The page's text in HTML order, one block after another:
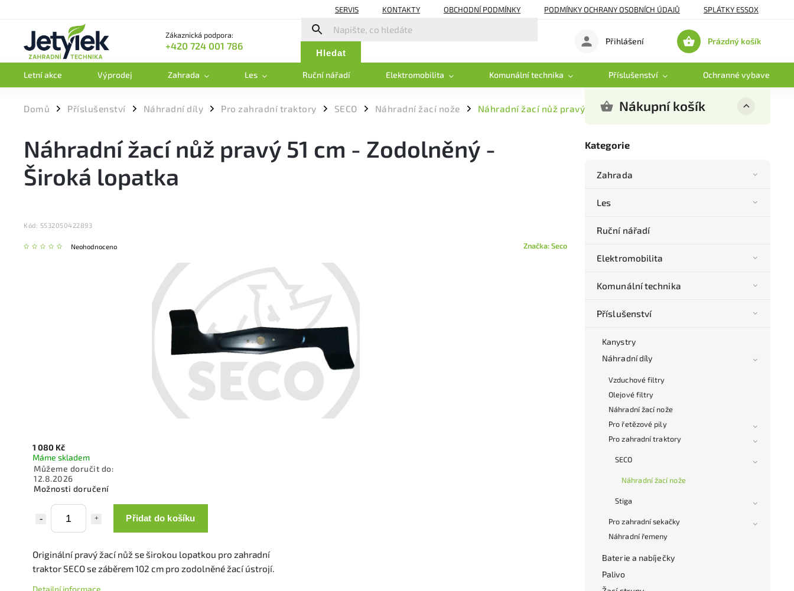
SERVIS KONTAKTY OBCHODNÍ PODMÍNKY PODMÍNKY OCHRANY OSOBNÍCH ÚDAJŮ SPLÁTKY ESSOX
Zákaznická podpora:
+420 724 001 786
Hledat
Nákupní
Prázdný košík
Přihlášení
Letní akce Výprodej Zahrada Les Ruční nářadí Elektromobilita Komunální technika Příslušenství Ochranné vybavení
Domů / Příslušenství / Náhradní díly / Pro zahradní traktory / SECO / Náhradní žací nože / Náhradní žací nůž pravý 51 cm - Zodolněný - Široká lopatka
Nákupní košík
Kategorie
Zahrada
Les
Ruční nářadí
Elektromobilita
Komunální technika
Příslušenství
Kanystry
Náhradní díly
Vzduchové filtry
Olejové filtry
Náhradní žací nože
Pro řetězové pily
Pro zahradní traktory
SECO
Náhradní žací nože
Stiga
Pro zahradní sekačky
Náhradní řemeny
Baterie a nabíječky
Palivo
Náhradní žací nůž pravý 51 cm - Zodolněný -
Široká lopatka
Kód: S532050422893
Neohodnoceno Značka:Seco
1 080 Kč
Máme skladem
Můžeme doručit do:
12.8.2026
Možnosti doručení
Přidat do košíku
Originální pravý žací nůž se širokou lopatkou pro zahradní
traktor SECO se záběrem 102 cm pro zodolněné žací ústrojí.
Detailní informace